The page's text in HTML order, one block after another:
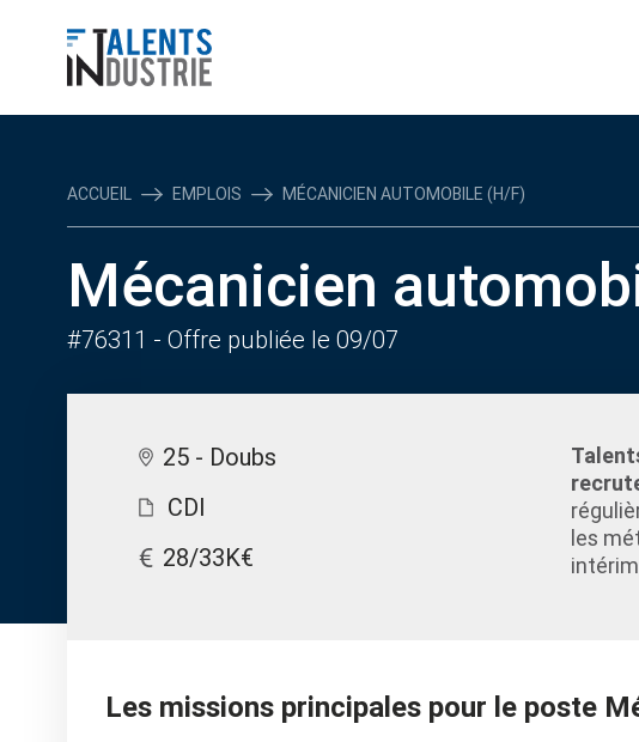
ACCUEIL EMPLOIS MÉCANICIEN AUTOMOBILE (H/F)
Mécanicien
#76311 - Offre publiée le 09/07
25 - Doubs
CDI
28/33K€
les
Les missions principales pour le poste